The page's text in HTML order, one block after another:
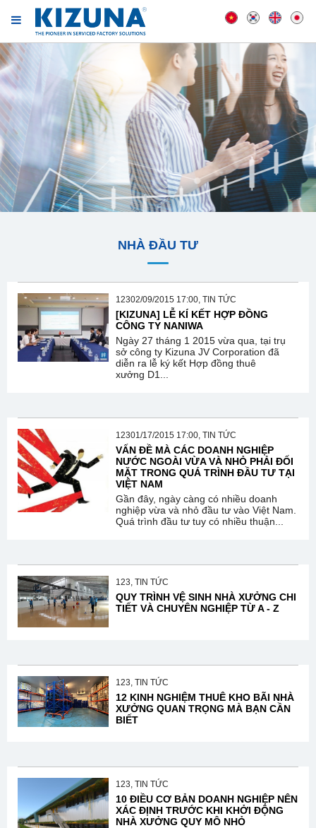
NHÀ ĐẦU TƯ
12302/09/2015 17:00, TIN TỨC
[KIZUNA] LỄ KÍ KẾT HỢP ĐỒNG
CÔNG TY NANIWA
Ngày 27 tháng 1 2015 vừa qua, tại trụ
sở công ty Kizuna JV Corporation đã
diễn ra lễ ký kết Hợp đồng thuê
xưởng D1...
12301/17/2015 17:00, TIN TỨC
VẤN ĐỀ MÀ CÁC DOANH NGHIỆP
NƯỚC NGOÀI VỪA VÀ NHỎ PHẢI ĐỐI
MẶT TRONG QUÁ TRÌNH ĐẦU TƯ TẠI
VIỆT NAM
Gần đây, ngày càng có nhiều doanh
nghiệp vừa và nhỏ đầu tư vào Việt Nam.
Quá trình đầu tư tuy có nhiều thuận...
123, TIN TỨC
QUY TRÌNH VỆ SINH NHÀ XƯỞNG CHI
TIẾT VÀ CHUYÊN NGHIỆP TỪ A - Z
123, TIN TỨC
12 KINH NGHIỆM THUÊ KHO BÃI NHÀ
XƯỞNG QUAN TRỌNG MÀ BẠN CẦN
BIẾT
123, TIN TỨC
10 ĐIỀU CƠ BẢN DOANH NGHIỆP NÊN
XÁC ĐỊNH TRƯỚC KHI KHỞI ĐỘNG
NHÀ XƯỞNG QUY MÔ NHỎ